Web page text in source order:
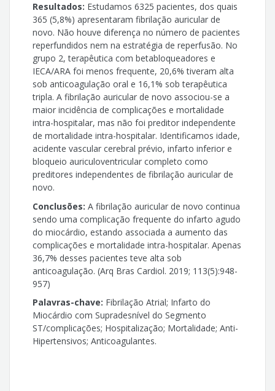
Resultados: Estudamos 6325 pacientes, dos quais
365 (5,8%) apresentaram fibrilação auricular de
novo. Não houve diferença no número de pacientes
reperfundidos nem na estratégia de reperfusão. No
grupo 2, terapêutica com betabloqueadores e
IECA/ARA foi menos frequente, 20,6% tiveram alta
sob anticoagulação oral e 16,1% sob terapêutica
tripla. A fibrilação auricular de novo associou-se a
maior incidência de complicações e mortalidade
intra-hospitalar, mas não foi preditor independente
de mortalidade intra-hospitalar. Identificamos idade,
acidente vascular cerebral prévio, infarto inferior e
bloqueio auriculoventricular completo como
preditores independentes de fibrilação auricular de
novo.
Conclusões: A fibrilação auricular de novo continua
sendo uma complicação frequente do infarto agudo
do miocárdio, estando associada a aumento das
complicações e mortalidade intra-hospitalar. Apenas
36,7% desses pacientes teve alta sob
anticoagulação. (Arq Bras Cardiol. 2019; 113(5):948-
957)
Palavras-chave: Fibrilação Atrial; Infarto do
Miocárdio com Supradesnível do Segmento
ST/complicações; Hospitalização; Mortalidade; Anti-
Hipertensivos; Anticoagulantes.